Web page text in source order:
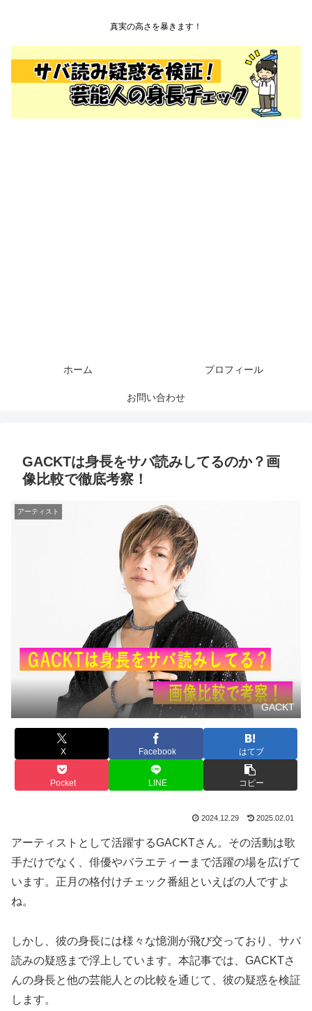
真実の高さを暴きます！
ホーム プロフィール
お問い合わせ
GACKTは身長をサバ読みしてるのか？画
像比較で徹底考察！
アーティスト
GACKT
X Facebook はてブ
Pocket LINE コピー
2024.12.29 2025.02.01
アーティストとして活躍するGACKTさん。その活動は歌
手だけでなく、俳優やバラエティーまで活躍の場を広げて
います。正月の格付けチェック番組といえばの人ですよ
ね。
しかし、彼の身長には様々な憶測が飛び交っており、サバ
読みの疑惑まで浮上しています。本記事では、GACKTさ
んの身長と他の芸能人との比較を通じて、彼の疑惑を検証
します。